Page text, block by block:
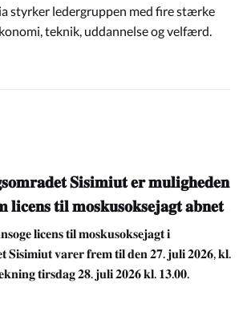
styrker ledergruppen med fire stærke
teknik, uddannelse og velfærd.
𝐒𝐢𝐬𝐢𝐦𝐢𝐮𝐭 𝐞𝐫 𝐦𝐮𝐥𝐢𝐠𝐡𝐞𝐝𝐞𝐧
𝐥𝐢𝐜𝐞𝐧𝐬 𝐭𝐢𝐥 𝐦𝐨𝐬𝐤𝐮𝐬𝐨𝐤𝐬𝐞𝐣𝐚𝐠𝐭 𝐚𝐛𝐧𝐞𝐭
𝐥𝐢𝐜𝐞𝐧𝐬 𝐭𝐢𝐥 𝐦𝐨𝐬𝐤𝐮𝐬𝐨𝐤𝐬𝐞𝐣𝐚𝐠𝐭 𝐢
𝐯𝐚𝐫𝐞𝐫 𝐟𝐫𝐞𝐦 𝐭𝐢𝐥 𝐝𝐞𝐧 𝟐𝟕. 𝐣𝐮𝐥𝐢 𝟐𝟎𝟐𝟔, 𝐤𝐥.
𝐭𝐢𝐫𝐬𝐝𝐚𝐠 𝟐𝟖. 𝐣𝐮𝐥𝐢 𝟐𝟎𝟐𝟔 𝐤𝐥. 𝟏𝟑.𝟎𝟎.